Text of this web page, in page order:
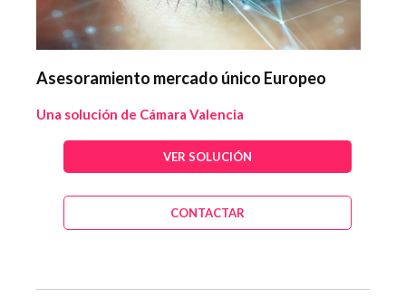
Asesoramiento mercado único Europeo
Una solución de Cámara Valencia
VER SOLUCIÓN
CONTACTAR